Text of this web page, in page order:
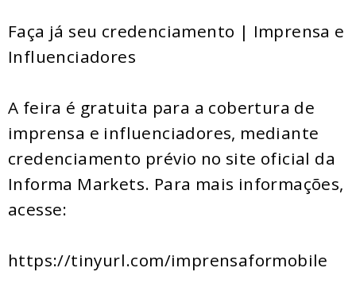
Faça já seu credenciamento | Imprensa e
Influenciadores
A feira é gratuita para a cobertura de
imprensa e influenciadores, mediante
credenciamento prévio no site oficial da
Informa Markets. Para mais informações,
acesse:
https://tinyurl.com/imprensaformobile